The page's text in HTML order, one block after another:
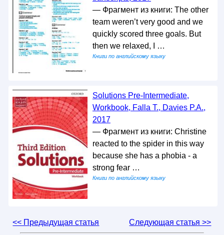
— Фрагмент из книги: The other
team weren’t very good and we
quickly scored three goals. But
then we relaxed, I …
Книги по английскому языку
Solutions Pre-Intermediate,
Workbook, Falla T., Davies P.A.,
2017
— Фрагмент из книги: Christine
reacted to the spider in this way
because she has a phobia - a
strong fear …
Книги по английскому языку
<< Предыдущая статья Следующая статья >>